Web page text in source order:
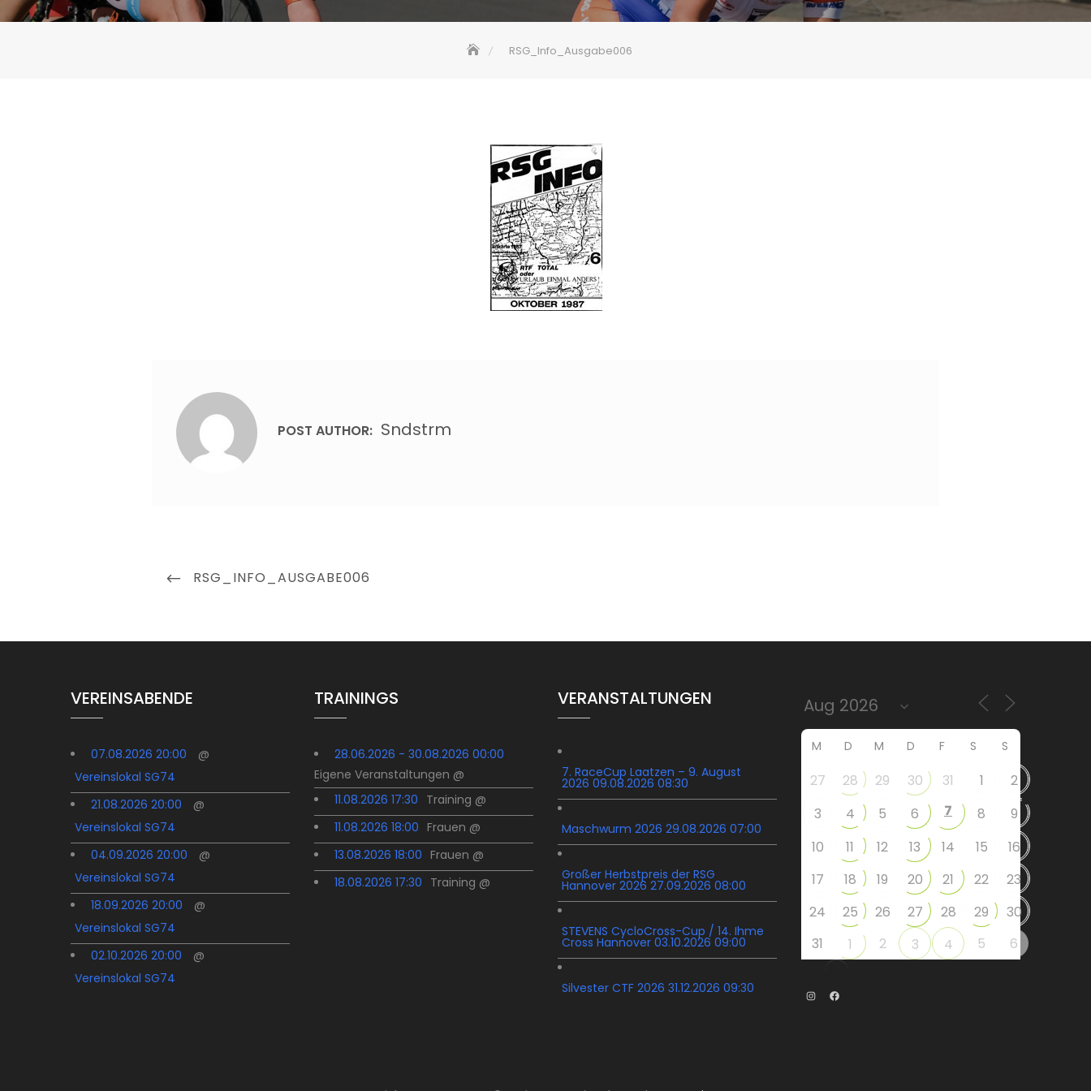
RSG_Info_Ausgabe006
POST AUTHOR: Sndstrm
Beitragsnavigation
PREVIOUS
RSG_INFO_AUSGABE006
VEREINSABENDE
07.08.2026 20:00
@
Vereinslokal SG74
21.08.2026 20:00
@
Vereinslokal SG74
04.09.2026 20:00
@
Vereinslokal SG74
18.09.2026 20:00
@
Vereinslokal SG74
02.10.2026 20:00
@
Vereinslokal SG74
TRAININGS
28.06.2026 - 30.08.2026 00:00
Eigene Veranstaltungen @
11.08.2026 17:30 Training @
11.08.2026 18:00 Frauen @
13.08.2026 18:00 Frauen @
18.08.2026 17:30 Training @
VERANSTALTUNGEN
7. RaceCup Laatzen – 9. August
2026 09.08.2026 08:30
Maschwurm 2026 29.08.2026 07:00
Großer Herbstpreis der RSG
Hannover 2026 27.09.2026 08:00
STEVENS CycloCross-Cup / 14. Ihme
Cross Hannover 03.10.2026 09:00
Silvester CTF 2026 31.12.2026 09:30
M D M D F S S
27 28 29 30 31 1
2
3
4 5 6 7 8
9
10
11 12 13 14 15
16
17
18 19 20 21 22
23
24
25 26 27 28 29
30
31
1 2 3 4 5 6